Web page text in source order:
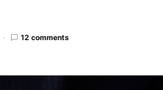
12 comments